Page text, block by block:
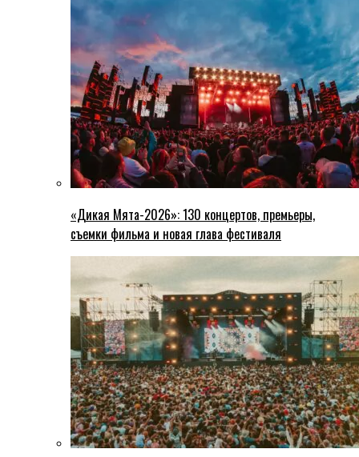
«Дикая Мята-2026»: 130 концертов, премьеры,
съемки фильма и новая глава фестиваля